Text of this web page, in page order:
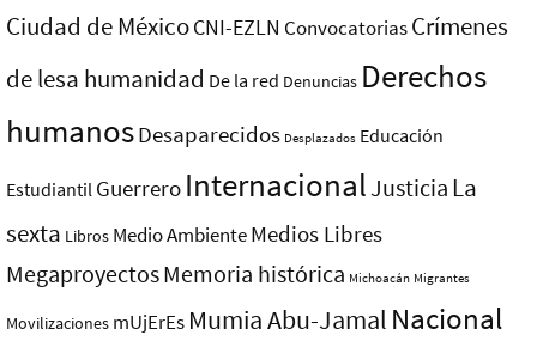
Ciudad de MéxicoCNI-EZLN ConvocatoriasCrímenes
de lesa humanidad De la red Denuncias Derechos
humanosDesaparecidos Desplazados Educación
Estudiantil Guerrero InternacionalJusticia La
sexta Libros Medio AmbienteMedios Libres
MegaproyectosMemoria histórica Michoacán Migrantes
Movilizaciones mUjErEs Mumia Abu-Jamal Nacional